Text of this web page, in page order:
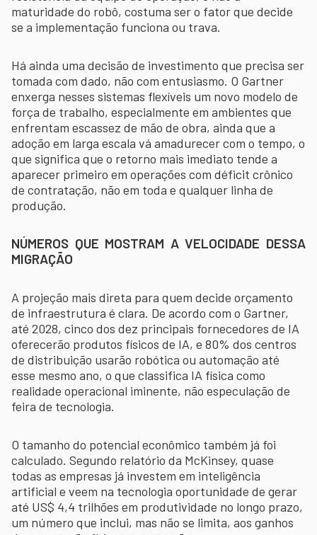
maturidade do robô, costuma ser o fator que decide
se a implementação funciona ou trava.
Há ainda uma decisão de investimento que precisa ser
tomada com dado, não com entusiasmo. O Gartner
enxerga nesses sistemas flexíveis um novo modelo de
força de trabalho, especialmente em ambientes que
enfrentam escassez de mão de obra, ainda que a
adoção em larga escala vá amadurecer com o tempo, o
que significa que o retorno mais imediato tende a
aparecer primeiro em operações com déficit crônico
de contratação, não em toda e qualquer linha de
produção.
NÚMEROS QUE MOSTRAM A VELOCIDADE DESSA
MIGRAÇÃO
A projeção mais direta para quem decide orçamento
de infraestrutura é clara. De acordo com o Gartner,
até 2028, cinco dos dez principais fornecedores de IA
oferecerão produtos físicos de IA, e 80% dos centros
de distribuição usarão robótica ou automação até
esse mesmo ano, o que classifica IA física como
realidade operacional iminente, não especulação de
feira de tecnologia.
O tamanho do potencial econômico também já foi
calculado. Segundo relatório da McKinsey, quase
todas as empresas já investem em inteligência
artificial e veem na tecnologia oportunidade de gerar
até US$ 4,4 trilhões em produtividade no longo prazo,
um número que inclui, mas não se limita, aos ganhos